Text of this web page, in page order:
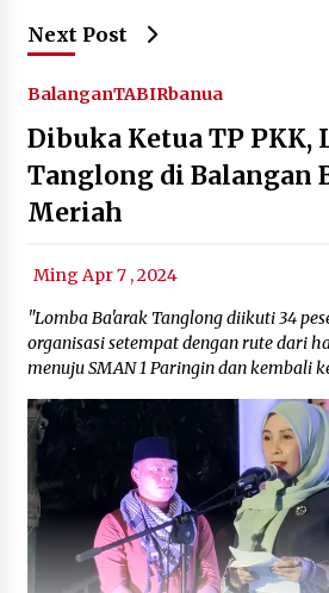
Next Post
BalanganTABIRbanua
Dibuka Ketua TP PKK,
Tanglong di Balangan
Meriah
Ming Apr 7 , 2024
"Lomba Ba'arak Tanglong diikuti 34
organisasi setempat dengan rute dari
menuju SMAN 1 Paringin dan kembali